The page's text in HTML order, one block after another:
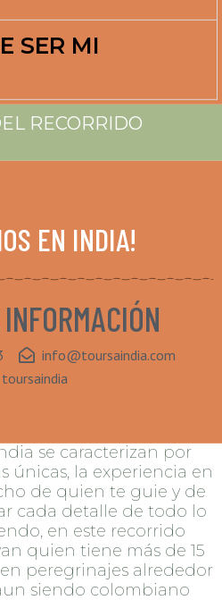
RECORRIDO
EN INDIA!
info@toursaindia.com
se caracterizan por
únicas, la experiencia en
de quien te guie y de
peregrinajes alrededor
siendo colombiano
propia casa, hablando
su cultura y su
VIAJES